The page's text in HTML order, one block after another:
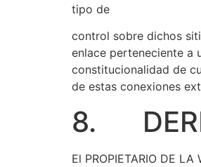
tipo de
control sobre dichos
enlace perteneciente a
constitucionalidad de
de estas conexiones
8.
El PROPIETARIO DE